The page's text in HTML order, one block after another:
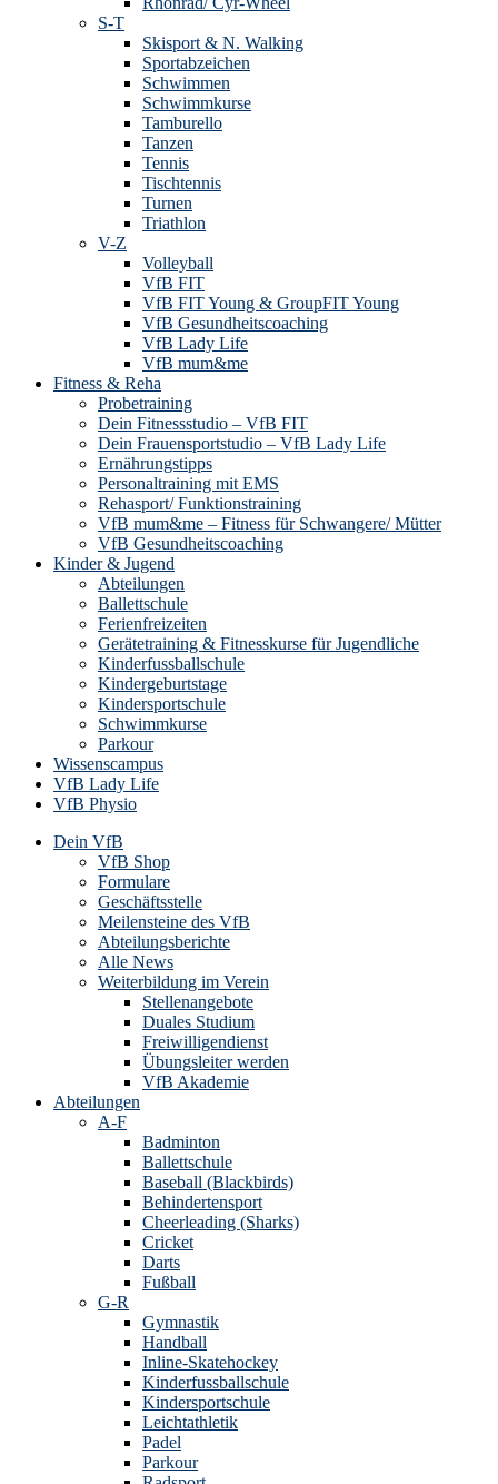
S-T
Skisport & N. Walking
Sportabzeichen
Schwimmen
Schwimmkurse
Tamburello
Tanzen
Tennis
Tischtennis
Turnen
Triathlon
V-Z
Volleyball
VfB FIT
VfB FIT Young & GroupFIT Young
VfB Gesundheitscoaching
VfB Lady Life
VfB mum&me
Fitness & Reha
Probetraining
Dein Fitnessstudio – VfB FIT
Dein Frauensportstudio – VfB Lady Life
Ernährungstipps
Personaltraining mit EMS
Rehasport/ Funktionstraining
VfB mum&me – Fitness für Schwangere/ Mütter
VfB Gesundheitscoaching
Kinder & Jugend
Abteilungen
Ballettschule
Ferienfreizeiten
Gerätetraining & Fitnesskurse für Jugendliche
Kinderfussballschule
Kindergeburtstage
Kindersportschule
Schwimmkurse
Parkour
Wissenscampus
VfB Lady Life
VfB Physio
Dein VfB
VfB Shop
Formulare
Geschäftsstelle
Meilensteine des VfB
Abteilungsberichte
Alle News
Weiterbildung im Verein
Stellenangebote
Duales Studium
Freiwilligendienst
Übungsleiter werden
VfB Akademie
Abteilungen
A-F
Badminton
Ballettschule
Baseball (Blackbirds)
Behindertensport
Cheerleading (Sharks)
Cricket
Darts
Fußball
G-R
Gymnastik
Handball
Inline-Skatehockey
Kinderfussballschule
Kindersportschule
Leichtathletik
Padel
Parkour